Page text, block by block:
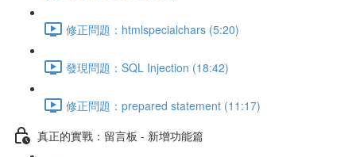
修正問題：htmlspecialchars (5:20)
發現問題：SQL Injection (18:42)
修正問題：prepared statement (11:17)
真正的實戰：留言板 - 新增功能篇